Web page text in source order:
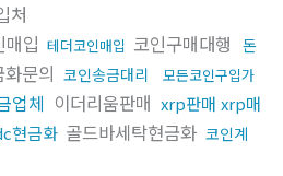
처
매입 테더코인매입 코인구매대행 돈
문의 코인송금대리
모든코인구입가
업체 이더리움판매 xrp판매 xrp매
현금화 골드바세탁현금화 코인계